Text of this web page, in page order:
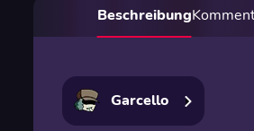
Beschreibung
Garcello